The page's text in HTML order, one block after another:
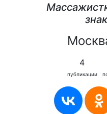
4
публикации